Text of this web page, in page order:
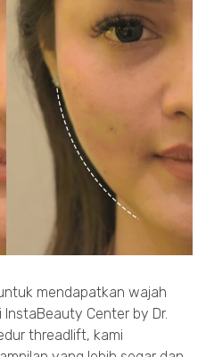
mendapatkan wajah
Center by Dr.
threadlift, kami